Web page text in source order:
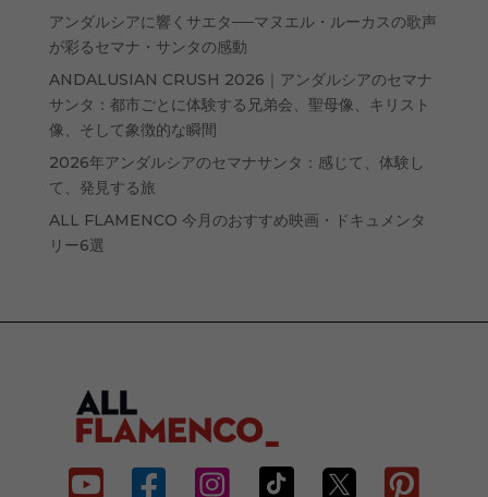
アンダルシアに響くサエタ──マヌエル・ルーカスの歌声
が彩るセマナ・サンタの感動
ANDALUSIAN CRUSH 2026｜アンダルシアのセマナ
サンタ：都市ごとに体験する兄弟会、聖母像、キリスト
像、そして象徴的な瞬間
2026年アンダルシアのセマナサンタ：感じて、体験し
て、発見する旅
ALL FLAMENCO 今月のおすすめ映画・ドキュメンタ
リー6選
     